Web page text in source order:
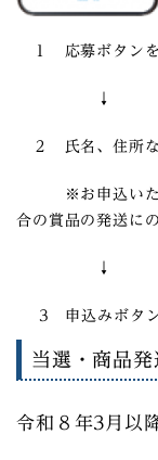
１ 応募ボタン
↓
２ 氏名、住所な
※お申込いただ
合の賞品の発送に
↓
3 申込みボタン
当選・商品
令和８年3月以